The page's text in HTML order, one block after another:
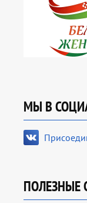
МЫ В
ПОЛЕЗНЫЕ